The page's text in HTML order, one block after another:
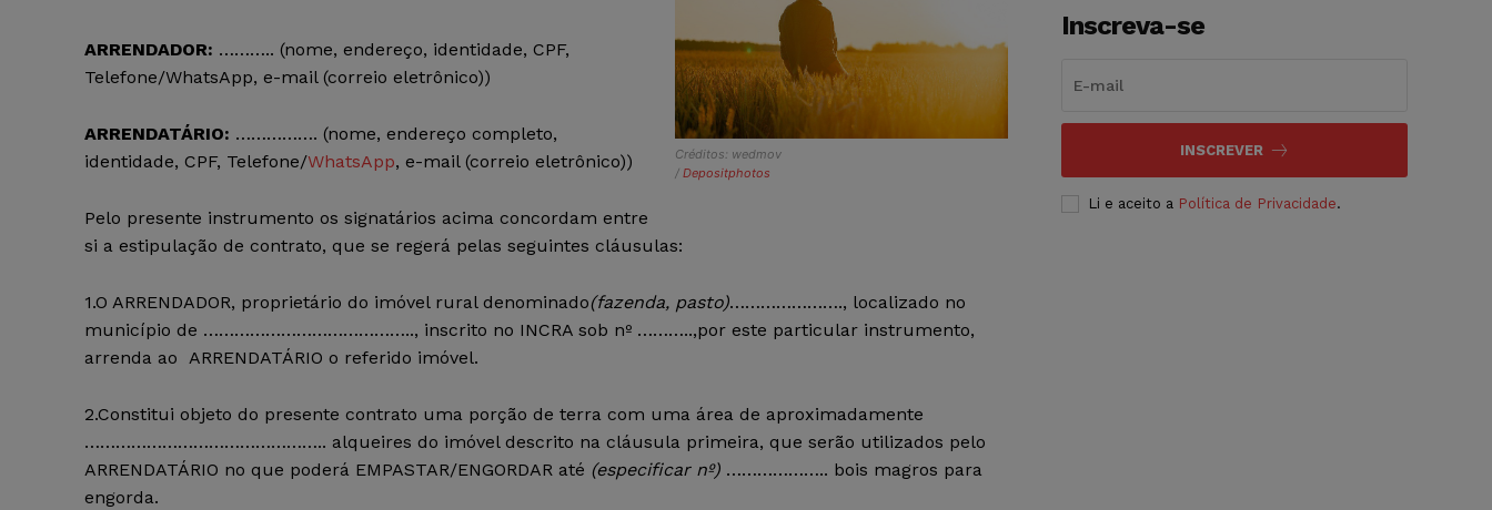
Créditos: wedmov
/Depositphotos
ARRENDADOR: ……….. (nome, endereço, identidade, CPF,
Telefone/WhatsApp, e-mail (correio eletrônico))
ARRENDATÁRIO: ……………. (nome, endereço completo,
identidade, CPF, Telefone/WhatsApp, e-mail (correio eletrônico))
Pelo presente instrumento os signatários acima concordam entre
si a estipulação de contrato, que se regerá pelas seguintes cláusulas:
1.O ARRENDADOR, proprietário do imóvel rural denominado(fazenda, pasto)…………………., localizado no
município de ………………………………….., inscrito no INCRA sob nº ………..,por este particular instrumento,
arrenda ao ARRENDATÁRIO o referido imóvel.
2.Constitui objeto do presente contrato uma porção de terra com uma área de aproximadamente
……………………………………….. alqueires do imóvel descrito na cláusula primeira, que serão utilizados pelo
ARRENDATÁRIO no que poderá EMPASTAR/ENGORDAR até (especificar nº) ……………….. bois magros para
engorda.
Inscreva-se
INSCREVER
Li e aceito a Política de Privacidade.